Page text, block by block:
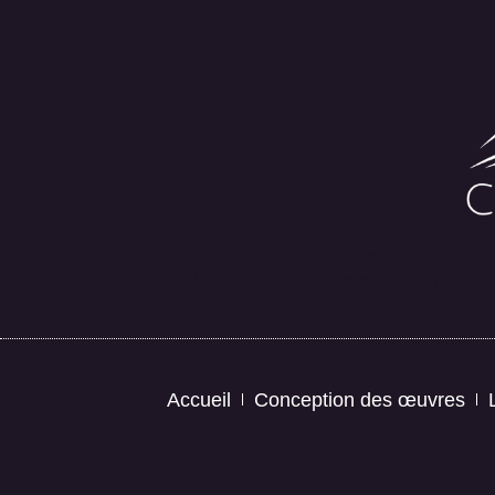
Accueil Conception des œuvres